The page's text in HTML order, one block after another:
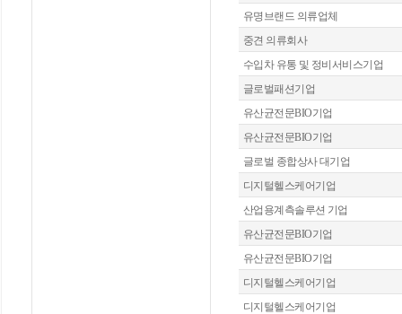
유명브랜드 의류업체
중견 의류회사
수입차 유통 및 정비서비스기업
글로벌패션기업
유산균전문BIO기업
유산균전문BIO기업
글로벌 종합상사 대기업
디지털헬스케어기업
산업용계측솔루션 기업
유산균전문BIO기업
유산균전문BIO기업
디지털헬스케어기업
디지털헬스케어기업